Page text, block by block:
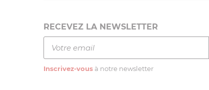
RECEVEZ LA NEWSLETTER
Inscrivez-vous à notre newsletter